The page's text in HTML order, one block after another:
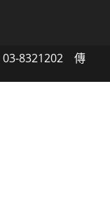
03-8321202 傳